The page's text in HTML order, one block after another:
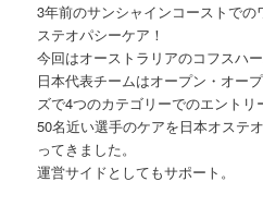
3年前のサンシャインコーストで
ステオパシーケア！
今回はオーストラリアのコフスハ
日本代表チームはオープン・オー
ズで4つのカテゴリーでのエントリ
50名近い選手のケアを日本オステ
ってきました。
運営サイドとしてもサポート。